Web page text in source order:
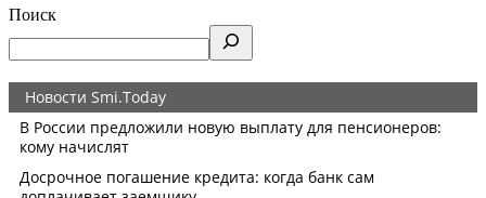
Поиск